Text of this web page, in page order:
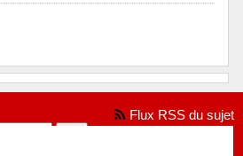
Flux RSS du sujet